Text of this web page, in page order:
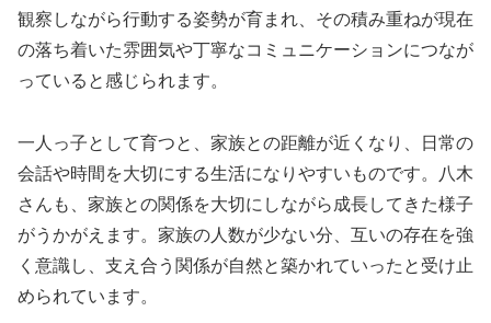
観察しながら行動する姿勢が育まれ、その積み重ねが現在
の落ち着いた雰囲気や丁寧なコミュニケーションにつなが
っていると感じられます。
一人っ子として育つと、家族との距離が近くなり、日常の
会話や時間を大切にする生活になりやすいものです。八木
さんも、家族との関係を大切にしながら成長してきた様子
がうかがえます。家族の人数が少ない分、互いの存在を強
く意識し、支え合う関係が自然と築かれていったと受け止
められています。